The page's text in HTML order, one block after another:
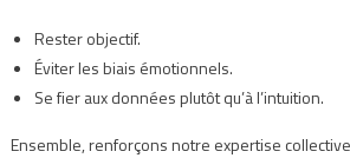
Rester objectif.
Éviter les biais émotionnels.
Se fier aux données plutôt qu’à l’intuition.
Ensemble, renforçons notre expertise